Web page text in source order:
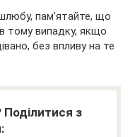
пам’ятайте, що
тому випадку, якщо
без впливу на те
з